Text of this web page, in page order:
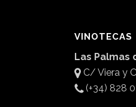
VINOTECAS
Las Palmas
C/ Viera y
(+34) 828